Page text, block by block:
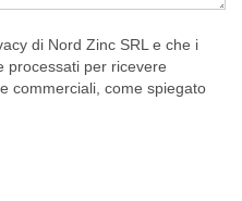
di Nord Zinc SRL e che i
processati per ricevere
commerciali, come spiegato